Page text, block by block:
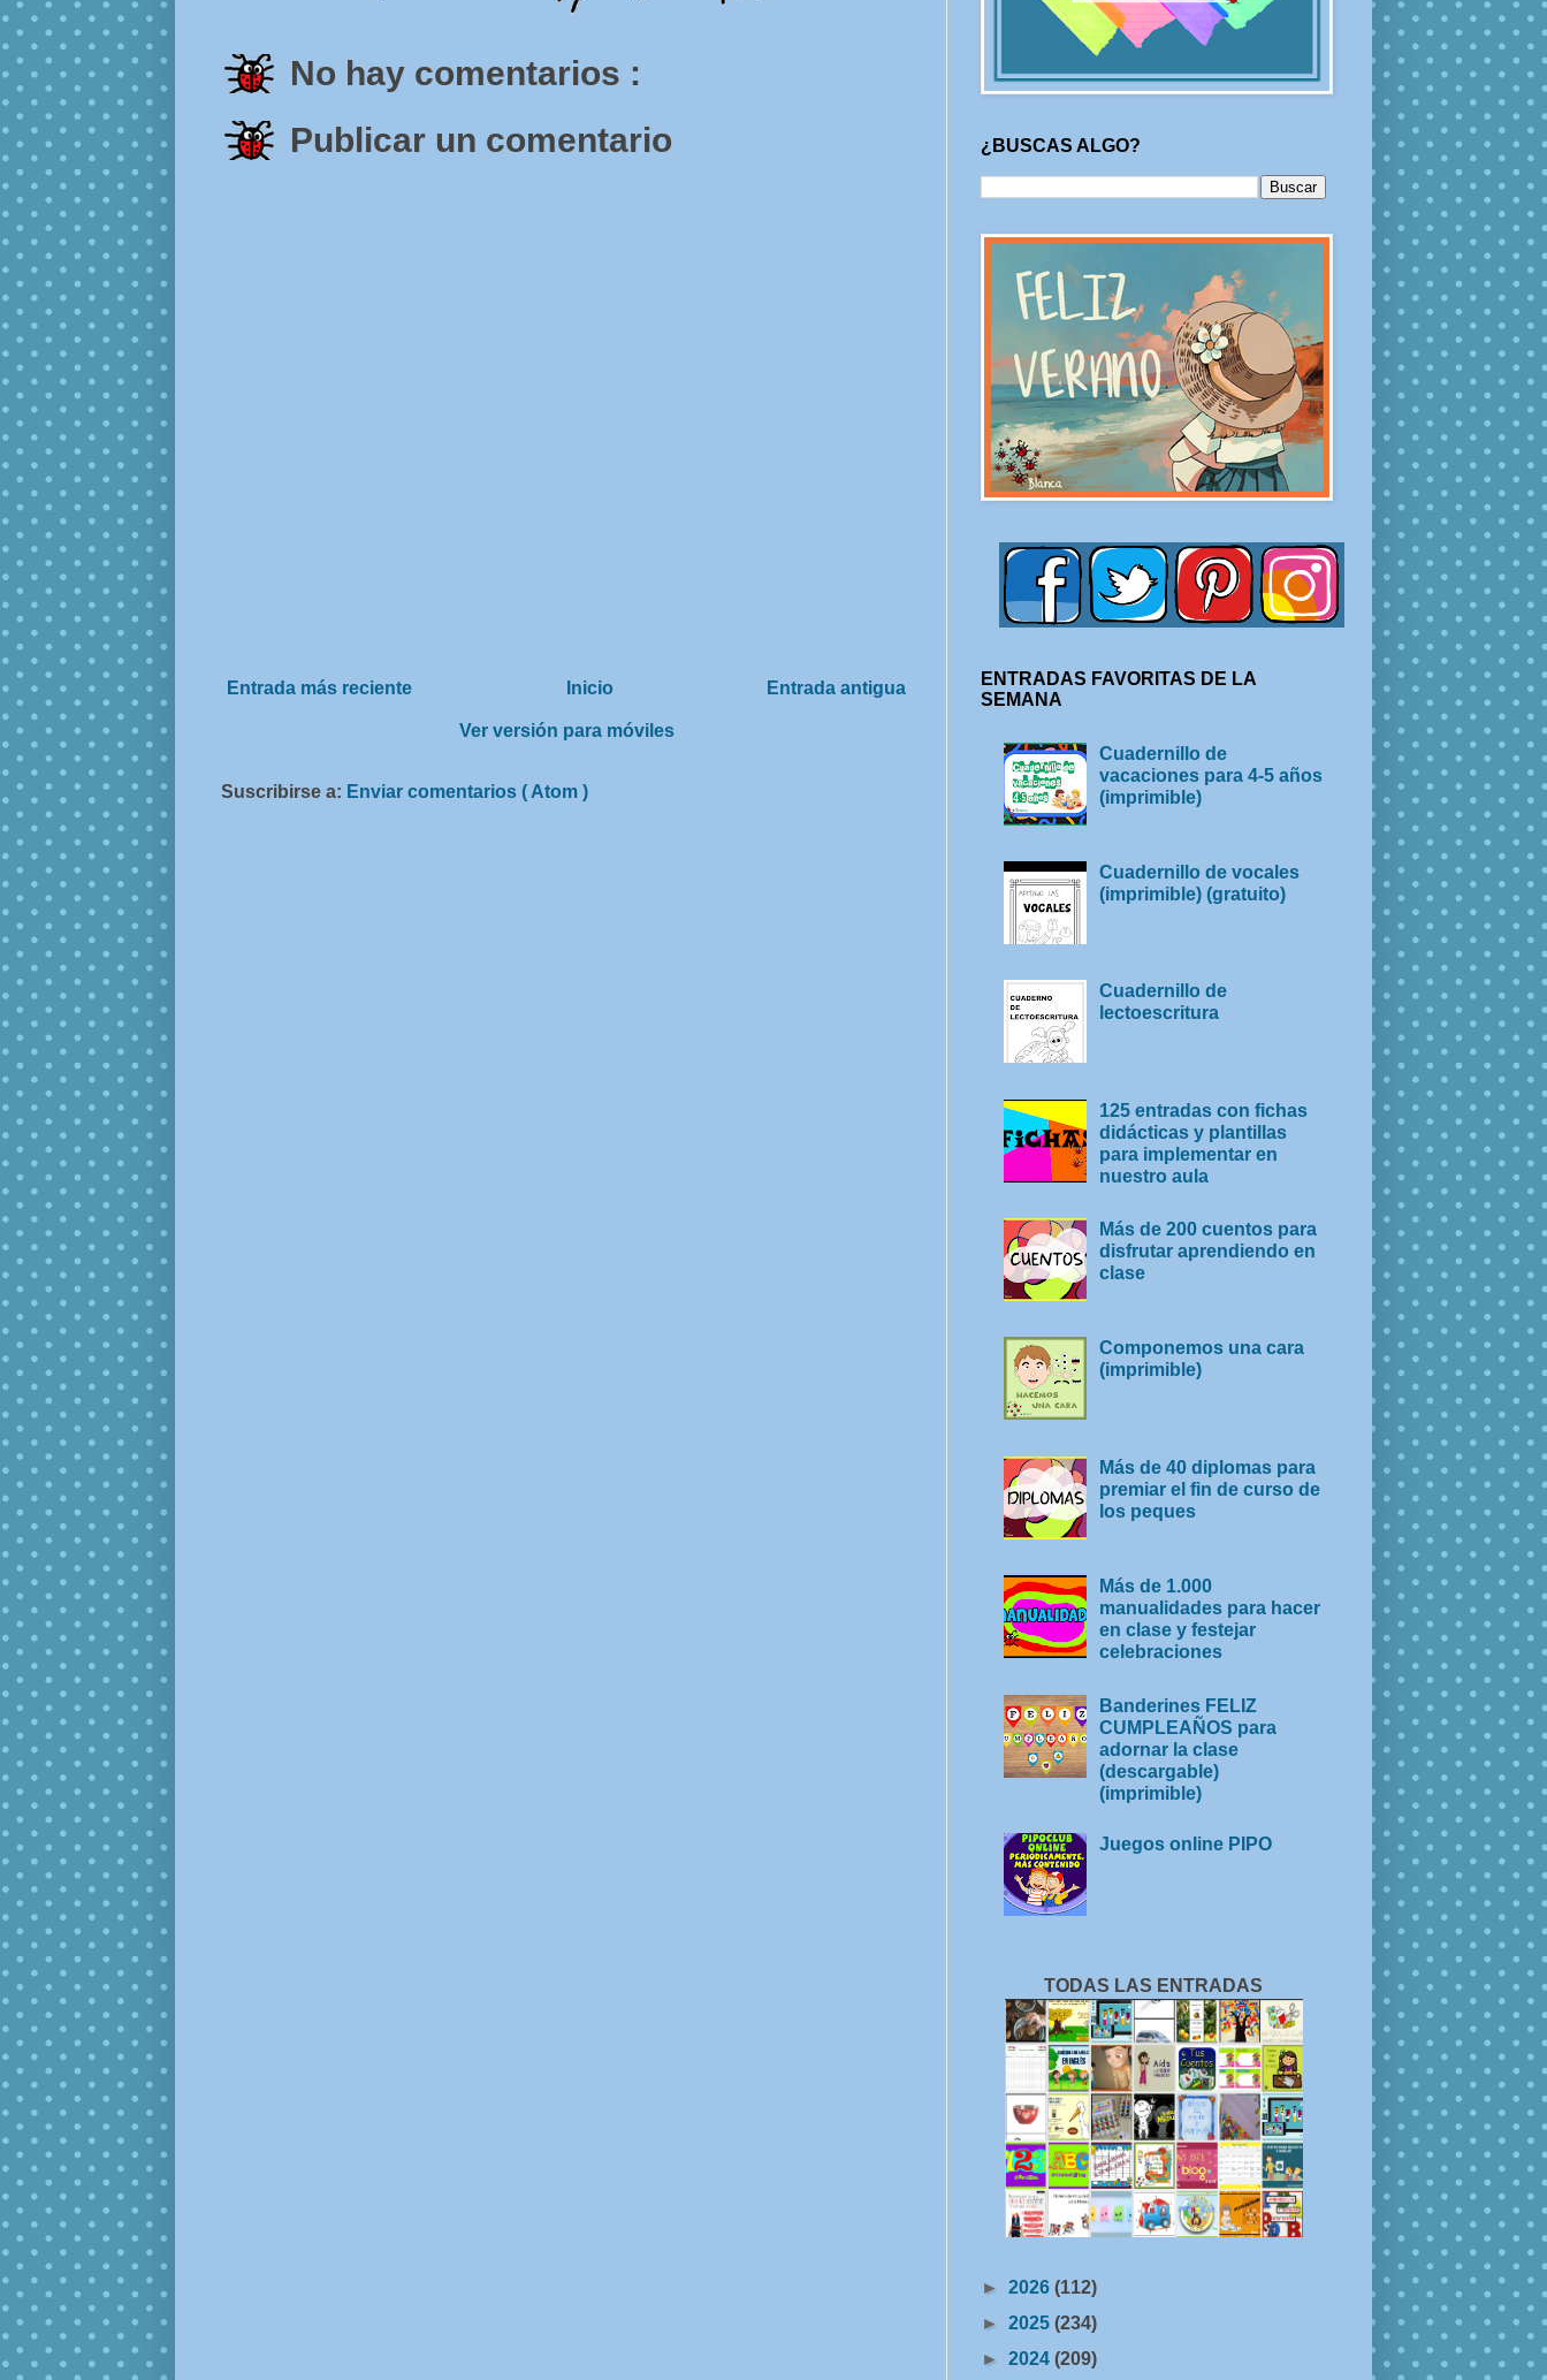
No hay comentarios :
Publicar un comentario
Entrada más reciente Entrada antigua
Inicio
Ver versión para móviles
Suscribirse a: Enviar comentarios ( Atom )
¿BUSCAS ALGO?
ENTRADAS FAVORITAS DE LA
SEMANA
Cuadernillo de
vacaciones para 4-5 años
(imprimible)
Cuadernillo de vocales
(imprimible) (gratuito)
Cuadernillo de
lectoescritura
125 entradas con fichas
didácticas y plantillas
para implementar en
nuestro aula
Más de 200 cuentos para
disfrutar aprendiendo en
clase
Componemos una cara
(imprimible)
Más de 40 diplomas para
premiar el fin de curso de
los peques
Más de 1.000
manualidades para hacer
en clase y festejar
celebraciones
Banderines FELIZ
CUMPLEAÑOS para
adornar la clase
(descargable)
(imprimible)
Juegos online PIPO
TODAS LAS ENTRADAS
► 2026 (112)
► 2025 (234)
► 2024 (209)